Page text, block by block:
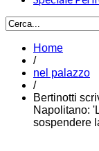
Home
/
nel palazzo
/
Bertinotti
Napolitano:
sospendere